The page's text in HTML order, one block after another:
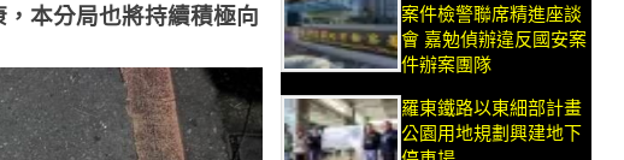
本分局也將持續積極向
案件檢警聯席精進座談
會 嘉勉偵辦違反國安案
件辦案團隊
羅東鐵路以東細部計畫
公園用地規劃興建地下